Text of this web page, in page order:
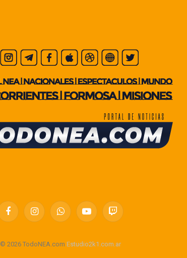
FacebookInstagramWhatsAppYouTubeTwitch
© 2026 TodoNEA.com Estudio2k1.com.ar